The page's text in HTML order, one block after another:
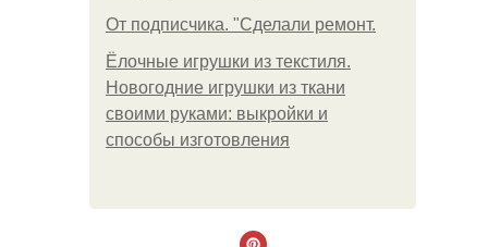
От подписчика. "Сделали ремонт.
Ёлочные игрушки из текстиля.
Новогодние игрушки из ткани
своими руками: выкройки и
способы изготовления